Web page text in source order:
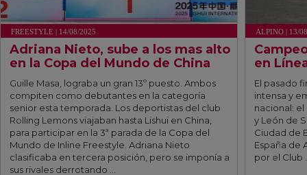
FREESTYLE | 14/08/2025
Adriana Nieto, sube a los mas alto
en la Copa del Mundo de China
Guille Masa, lograba un gran 13º puesto. Ambos
compiten como debutantes en la categoría
senior esta temporada. Los deportistas del club
Rolling Lemons viajaban hasta Lishui en China,
para participar en la 3ª parada de la Copa del
Mundo de Inline Freestyle. Adriana Nieto
clasificaba en tercera posición, pero se imponía a
sus rivales derrotando …
ALPINO | 13/
en
El pasado
intensa y
nacional:
y León de
Ciudad de
España de
por el Club